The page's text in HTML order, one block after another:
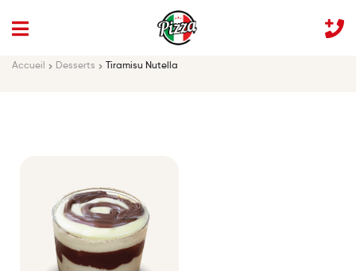
Accueil Desserts Tiramisu Nutella